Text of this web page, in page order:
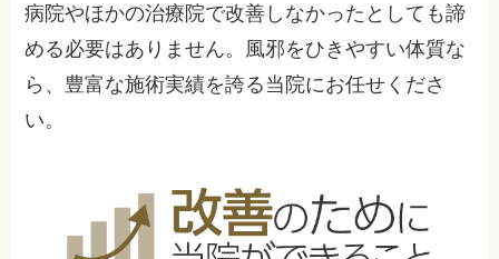
病院やほかの治療院で改善しなかったとしても諦
める必要はありません。風邪をひきやすい体質な
ら、豊富な施術実績を誇る当院にお任せくださ
い。